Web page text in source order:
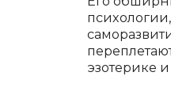
эзотерике